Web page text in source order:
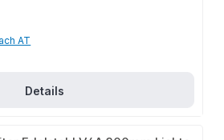
AT
Details